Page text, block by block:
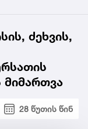
ძეხვის,
მიმართვა
28 წუთის წინ